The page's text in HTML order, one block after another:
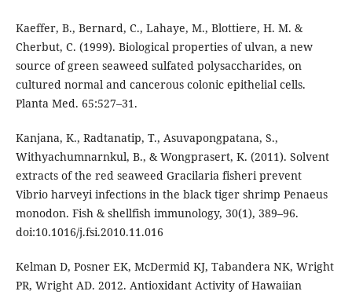
Kaeffer, B., Bernard, C., Lahaye, M., Blottiere, H. M. &
Cherbut, C. (1999). Biological properties of ulvan, a new
source of green seaweed sulfated polysaccharides, on
cultured normal and cancerous colonic epithelial cells.
Planta Med. 65:527–31.
Kanjana, K., Radtanatip, T., Asuvapongpatana, S.,
Withyachumnarnkul, B., & Wongprasert, K. (2011). Solvent
extracts of the red seaweed Gracilaria fisheri prevent
Vibrio harveyi infections in the black tiger shrimp Penaeus
monodon. Fish & shellfish immunology, 30(1), 389–96.
doi:10.1016/j.fsi.2010.11.016
Kelman D, Posner EK, McDermid KJ, Tabandera NK, Wright
PR, Wright AD. 2012. Antioxidant Activity of Hawaiian